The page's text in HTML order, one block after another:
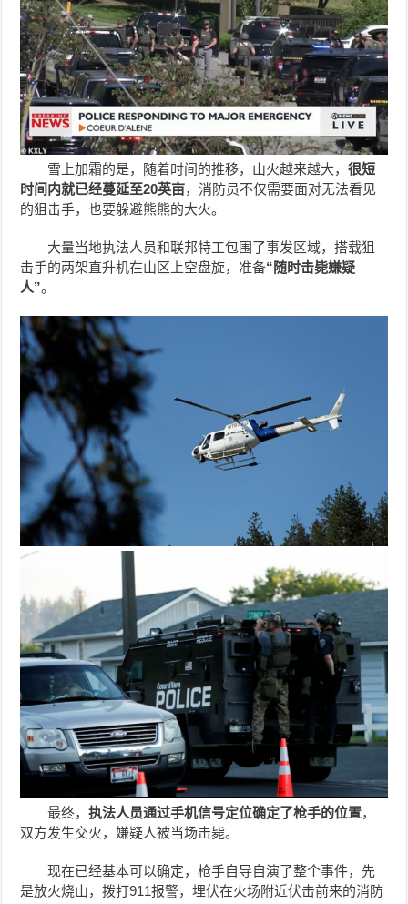
雪上加霜的是，随着时间的推移，山火越来越大，很短
时间内就已经蔓延至20英亩，消防员不仅需要面对无法看见
的狙击手，也要躲避熊熊的大火。
大量当地执法人员和联邦特工包围了事发区域，搭载狙
击手的两架直升机在山区上空盘旋，准备“随时击毙嫌疑
人”。
最终，执法人员通过手机信号定位确定了枪手的位置，
双方发生交火，嫌疑人被当场击毙。
现在已经基本可以确定，枪手自导自演了整个事件，先
是放火烧山，拨打911报警，埋伏在火场附近伏击前来的消防